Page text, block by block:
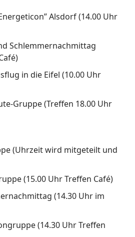
Alsdorf (14.00 Uhr
Schlemmernachmittag
in die Eifel (10.00 Uhr
Gruppe (Treffen 18.00 Uhr
(Uhrzeit wird mitgeteilt und
(15.00 Uhr Treffen Café)
(14.30 Uhr im
(14.30 Uhr Treffen